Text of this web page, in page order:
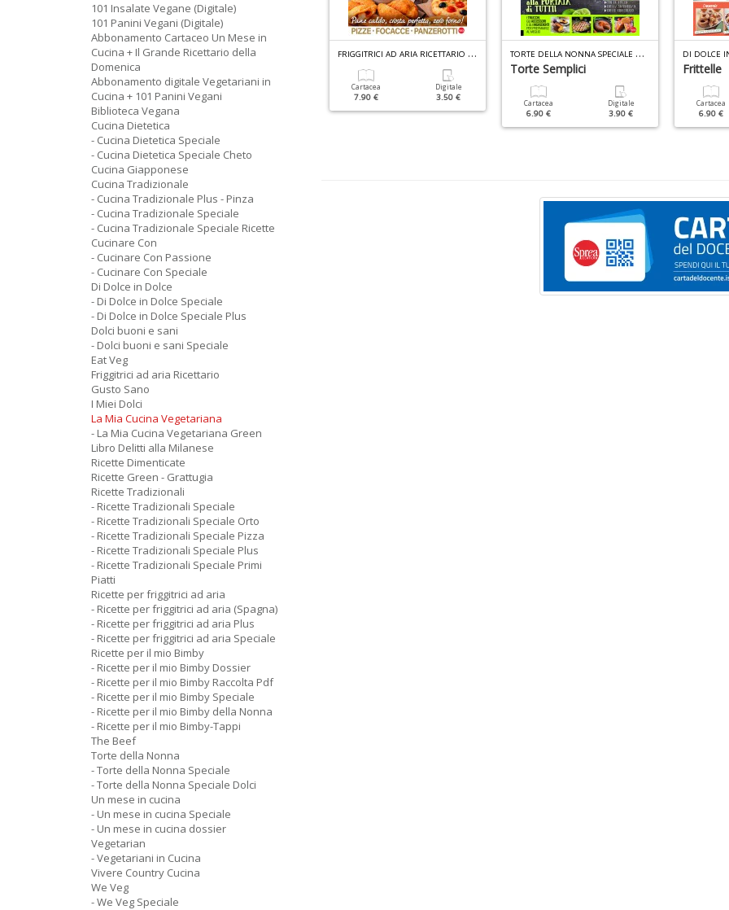
R
ICETTE TRADIZIONALI SPECIALE N.3
Digitale
1.90 €
UN MESE IN CUCINA DOSSIER N.1
Nonna Vol.1
F
RIGGITRICI AD ARIA RICETTARIO N.2
Cartacea
7.90 €
Digitale
3.50 €
T
ORTE DELLA NONNA SPECIALE N.54
Torte Semplici
Cartacea
6.90 €
Digitale
3.90 €
DI DOLCE
Frittelle
Cartacea
6.90 €
101 Insalate Vegane (Digitale)
101 Panini Vegani (Digitale)
Abbonamento Cartaceo Un Mese in
Cucina + Il Grande Ricettario della
Domenica
Abbonamento digitale Vegetariani in
Cucina + 101 Panini Vegani
Biblioteca Vegana
Cucina Dietetica
- Cucina Dietetica Speciale
- Cucina Dietetica Speciale Cheto
Cucina Giapponese
Cucina Tradizionale
- Cucina Tradizionale Plus - Pinza
- Cucina Tradizionale Speciale
- Cucina Tradizionale Speciale Ricette
Cucinare Con
- Cucinare Con Passione
- Cucinare Con Speciale
Di Dolce in Dolce
- Di Dolce in Dolce Speciale
- Di Dolce in Dolce Speciale Plus
Dolci buoni e sani
- Dolci buoni e sani Speciale
Eat Veg
Friggitrici ad aria Ricettario
Gusto Sano
I Miei Dolci
La Mia Cucina Vegetariana
- La Mia Cucina Vegetariana Green
Libro Delitti alla Milanese
Ricette Dimenticate
Ricette Green - Grattugia
Ricette Tradizionali
- Ricette Tradizionali Speciale
- Ricette Tradizionali Speciale Orto
- Ricette Tradizionali Speciale Pizza
- Ricette Tradizionali Speciale Plus
- Ricette Tradizionali Speciale Primi
Piatti
Ricette per friggitrici ad aria
- Ricette per friggitrici ad aria (Spagna)
- Ricette per friggitrici ad aria Plus
- Ricette per friggitrici ad aria Speciale
Ricette per il mio Bimby
- Ricette per il mio Bimby Dossier
- Ricette per il mio Bimby Raccolta Pdf
- Ricette per il mio Bimby Speciale
- Ricette per il mio Bimby della Nonna
- Ricette per il mio Bimby-Tappi
The Beef
Torte della Nonna
- Torte della Nonna Speciale
- Torte della Nonna Speciale Dolci
Un mese in cucina
- Un mese in cucina Speciale
- Un mese in cucina dossier
Vegetarian
- Vegetariani in Cucina
Vivere Country Cucina
We Veg
- We Veg Speciale